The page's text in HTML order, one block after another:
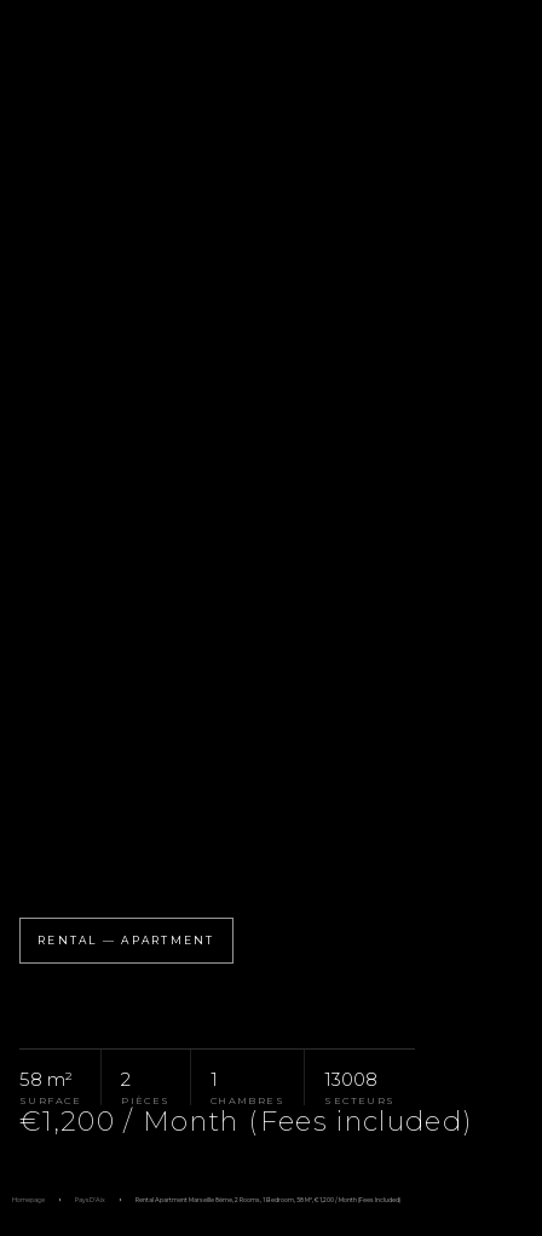
RENTAL — APARTMENT
58 m²
SURFACE
2
PIÈCES
1
CHAMBRES
13008
SECTEURS
€1,200 / Month (Fees included)
Homepage Pays D'Aix Rental Apartment Marseille 8ème, 2 Rooms, 1 Bedroom, 58 M², €1,200 / Month (Fees Included)